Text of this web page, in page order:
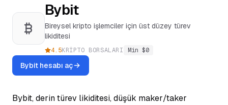
Bybit
Bireysel kripto işlemciler için üst düzey türev
likiditesi
4.5KRIPTO BORSALARI Min $0
Bybit hesabı aç
Bybit, derin türev likiditesi, düşük maker/taker